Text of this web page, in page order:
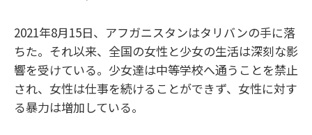
2021年8月15日、アフガニスタンはタリバンの手に落
ちた。それ以来、全国の女性と少女の生活は深刻な影
響を受けている。少女達は中等学校へ通うことを禁止
され、女性は仕事を続けることができず、女性に対す
る暴力は増加している。